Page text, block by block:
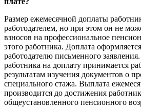
Размер ежемесячной доплаты
работодателем, но при этом он не
взносов на профессиональное
этого работника. Доплата
работодателю письменного
работника на доплату принимается
результатам изучения документов о
специального стажа. Выплата
производится до достижения
общеустановленного пенсионного